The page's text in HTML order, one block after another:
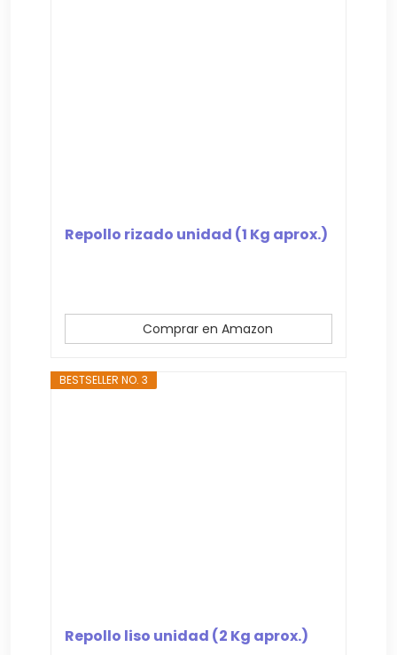
Repollo rizado unidad (1 Kg aprox.)
Comprar en Amazon
BESTSELLER NO. 3
Repollo liso unidad (2 Kg aprox.)